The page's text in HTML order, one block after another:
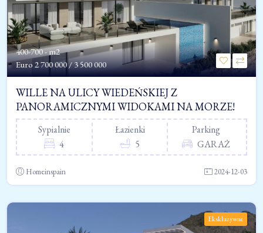
400-700 - m2
Euro 2 700 000 / 3 500 000
WILLE NA ULICY WIEDEŃSKIEJ Z
PANORAMICZNYMI WIDOKAMI NA MORZE!
Sypialnie
4
Łazienki
5
Parking
GARAŻ
Homeinspain 2024-12-03
Ekskluzywne